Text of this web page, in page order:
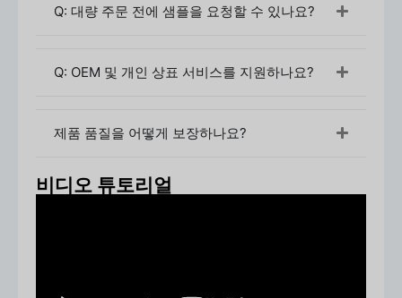
문의 보내기제품 세부 정보(용량, 소재, 색상, 수량,
제안하고 가격을 책정합니다.
주문 확인 사양, 아트웍, 결제 확인
배송 및 배달선호하는 물류 방법을 통해 상품이 배
송됩니다.
Q: 대량 주문 전에 샘플을 요청할 수 있나요?
Q: OEM 및 개인 상표 서비스를 지원하나요?
제품 품질을 어떻게 보장하나요?
비디오 튜토리얼